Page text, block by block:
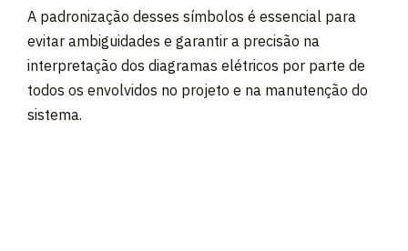
A padronização desses símbolos é essencial para
evitar ambiguidades e garantir a precisão na
interpretação dos diagramas elétricos por parte de
todos os envolvidos no projeto e na manutenção do
sistema.